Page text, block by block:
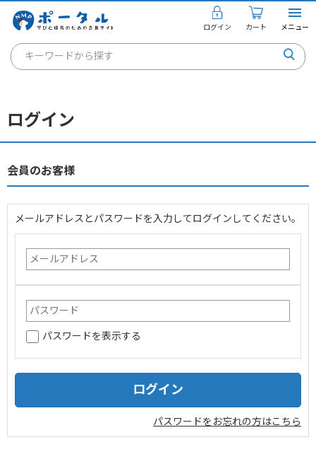
ログイン カート メニュー
キーワードから探す
通信講座
講座を探す
個人のお客様
法人のお客様
企業情報
採用情報
ログイン
会員のお客様
メールアドレスとパスワードを入力してログインしてください。
パスワードを表示する
パスワードをお忘れの方はこちら